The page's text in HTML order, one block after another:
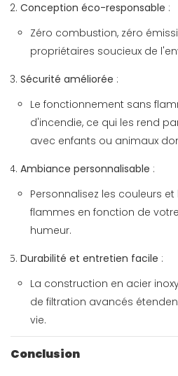
Conception éco-responsable :
Zéro combustion, zéro
propriétaires soucieux de
Sécurité améliorée :
Le fonctionnement sans
d'incendie, ce qui les rend
avec enfants ou animaux
Ambiance personnalisable :
Personnalisez les couleurs
flammes en fonction de
humeur.
Durabilité et entretien facile :
La construction en acier
de filtration avancés
vie.
Conclusion